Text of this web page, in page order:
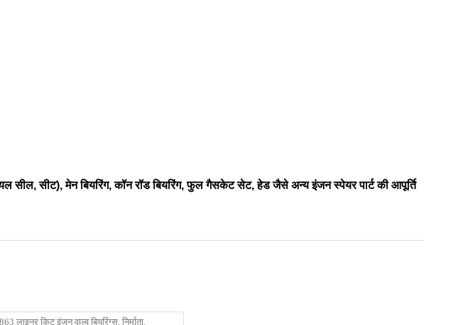
सील, सीट), मेन बियरिंग, कॉन रॉड बियरिंग, फुल गैसकेट सेट, हेड जैसे अन्य इंजन स्पेयर पार्ट की आपूर्ति